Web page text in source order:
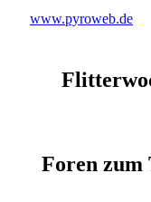
www.pyroweb.de
Foren zum